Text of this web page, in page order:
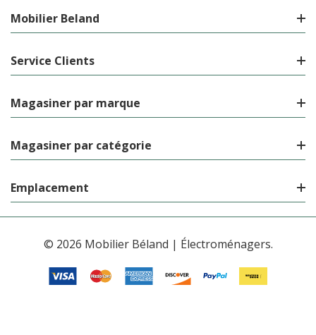
Mobilier Beland
Service Clients
Magasiner par marque
Magasiner par catégorie
Emplacement
© 2026 Mobilier Béland | Électroménagers.